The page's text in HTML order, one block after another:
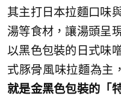
其主打日本拉麵口味
湯等食材，讓湯頭呈
以黑色包裝的日式味
式豚骨風味拉麵為主，
就是金黑色包裝的「